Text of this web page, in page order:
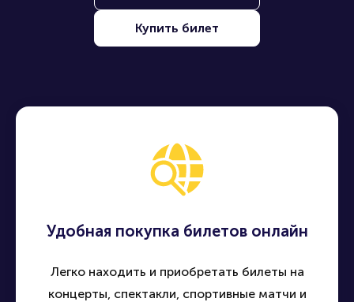
Купить билет
Удобная покупка билетов онлайн
Легко находить и приобретать билеты на
концерты, спектакли, спортивные матчи и